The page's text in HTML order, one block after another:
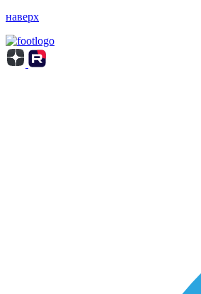
наверх